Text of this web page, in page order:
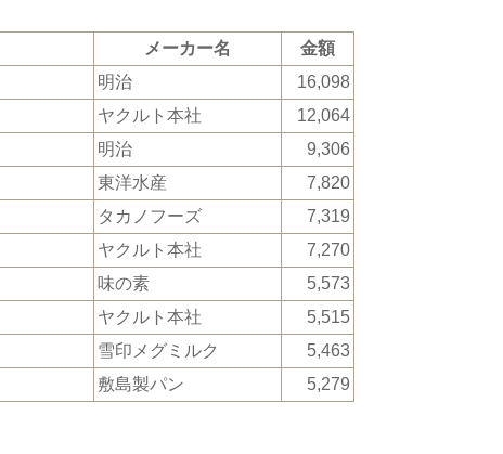
メーカー名
金額
明治
16,098
ヤクルト本社
12,064
明治
9,306
東洋水産
7,820
タカノフーズ
7,319
ヤクルト本社
7,270
味の素
5,573
ヤクルト本社
5,515
雪印メグミルク
5,463
敷島製パン 5,279